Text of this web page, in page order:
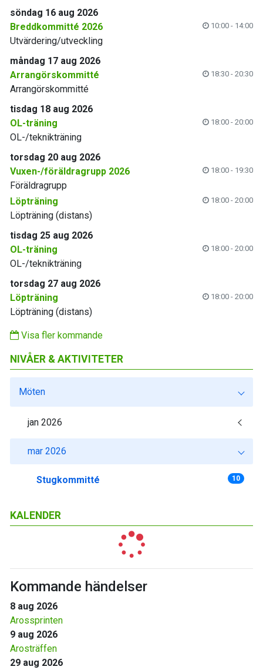
söndag 16 aug 2026
Breddkommitté 2026
10:00 - 14:00
Utvärdering/utveckling
måndag 17 aug 2026
Arrangörskommitté
18:30 - 20:30
Arrangörskommitté
tisdag 18 aug 2026
OL-träning
18:00 - 20:00
OL-/teknikträning
torsdag 20 aug 2026
Vuxen-/föräldragrupp 2026
18:00 - 19:30
Föräldragrupp
Löpträning
18:00 - 20:00
Löpträning (distans)
tisdag 25 aug 2026
OL-träning
18:00 - 20:00
OL-/teknikträning
torsdag 27 aug 2026
Löpträning
18:00 - 20:00
Löpträning (distans)
Visa fler kommande
NIVÅER & AKTIVITETER
Möten
jan 2026
mar 2026
Stugkommitté 10
KALENDER
Kommande händelser
8 aug 2026
Arossprinten
9 aug 2026
Arosträffen
29 aug 2026